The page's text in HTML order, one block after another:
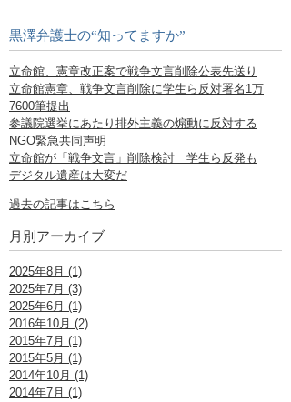
黒澤弁護士の“知ってますか”
立命館、憲章改正案で戦争文言削除公表先送り
立命館憲章、戦争文言削除に学生ら反対署名1万
7600筆提出
参議院選挙にあたり排外主義の煽動に反対する
NGO緊急共同声明
立命館が「戦争文言」削除検討 学生ら反発も
デジタル遺産は大変だ
過去の記事はこちら
月別アーカイブ
2025年8月 (1)
2025年7月 (3)
2025年6月 (1)
2016年10月 (2)
2015年7月 (1)
2015年5月 (1)
2014年10月 (1)
2014年7月 (1)